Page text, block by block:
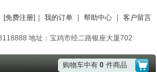
购物车中有 0 件商品
我的订单 帮助中心 客户留言
[免费注册]
地址：宝鸡市经二路银座大厦702